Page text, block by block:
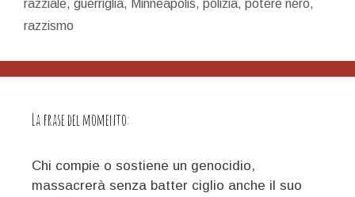
razziale, guerriglia, Minneapolis, polizia, potere nero,
razzismo
La frase del momento:
Chi compie o sostiene un genocidio,
massacrerà senza batter ciglio anche il suo